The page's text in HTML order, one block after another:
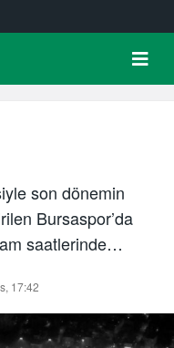
son dönemin
Bursaspor’da
saatlerinde…
17:42